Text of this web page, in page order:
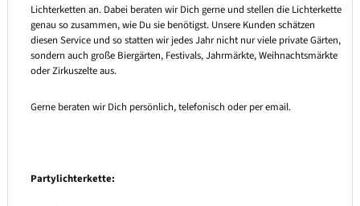
Lichterketten an. Dabei beraten wir Dich gerne und stellen die Lichterkette
genau so zusammen, wie Du sie benötigst. Unsere Kunden schätzen
diesen Service und so statten wir jedes Jahr nicht nur viele private Gärten,
sondern auch große Biergärten, Festivals, Jahrmärkte, Weihnachtsmärkte
oder Zirkuszelte aus.
Gerne beraten wir Dich persönlich, telefonisch oder per email.
Partylichterkette: